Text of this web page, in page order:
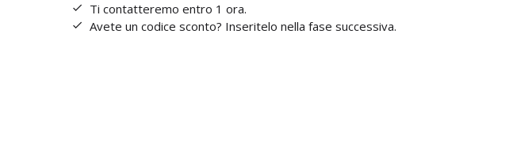
Ti contatteremo entro 1 ora.
Avete un codice sconto? Inseritelo nella fase successiva.